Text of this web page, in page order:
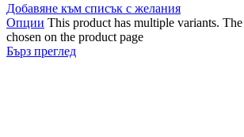
Добавяне към списък с желания
Опции This product has multiple variants.
chosen on the product page
Бърз преглед